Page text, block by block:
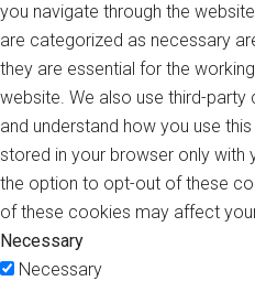
you navigate through the
are categorized as necessary
they are essential for the
website. We also use third-party
and understand how you use
stored in your browser only with
the option to opt-out of these
of these cookies may affect
Necessary
Necessary